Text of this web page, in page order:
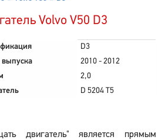
Volvo V50 D3
D3
2010 - 2012
2,0
D 5204 T5
двигатель" является прямым